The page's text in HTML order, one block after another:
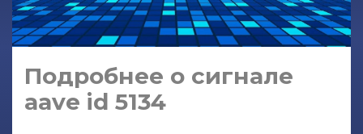
Подробнее о сигнале
aave id 5134